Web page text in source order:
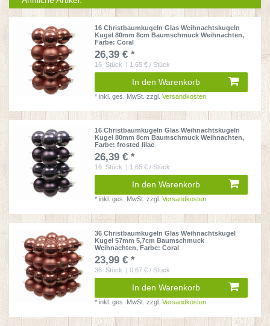
16 Christbaumkugeln Glas Weihnachtskugeln
Kugel 80mm 8cm Baumschmuck Weihnachten,
Farbe: Coral
26,39 € *
16 Stück | 1,65 € / Stück
In den Warenkorb
*inkl. ges. MwSt. zzgl.Versandkosten
16 Christbaumkugeln Glas Weihnachtskugeln
Kugel 80mm 8cm Baumschmuck Weihnachten,
Farbe: frosted lilac
26,39 € *
16 Stück | 1,65 € / Stück
In den Warenkorb
*inkl. ges. MwSt. zzgl.Versandkosten
36 Christbaumkugeln Glas Weihnachtskugel
Kugel 57mm 5,7cm Baumschmuck
Weihnachten, Farbe: Coral
23,99 € *
36 Stück | 0,67 € / Stück
In den Warenkorb
*inkl. ges. MwSt. zzgl.Versandkosten